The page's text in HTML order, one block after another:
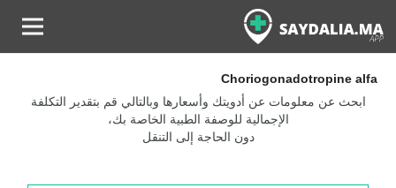
Choriogonadotropine alfa
ابحث عن معلومات عن أدويتك وأسعارها وبالتالي قم بتقدير التكلفة
الإجمالية للوصفة الطبية الخاصة بك،
دون الحاجة إلى التنقل